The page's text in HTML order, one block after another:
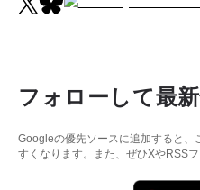
フォローして最
Googleの優先ソースに追加すると
すくなります。また、ぜひXやRSS